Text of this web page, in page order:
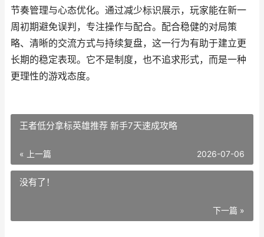
节奏管理与心态优化。通过减少标识展示，玩家能在新一
周初期避免误判，专注操作与配合。配合稳健的对局策
略、清晰的交流方式与持续复盘，这一行为有助于建立更
长期的稳定表现。它不是制度，也不追求形式，而是一种
更理性的游戏态度。
王者低分拿标英雄推荐 新手7天速成攻略
« 上一篇 2026-07-06
没有了！
下一篇 »